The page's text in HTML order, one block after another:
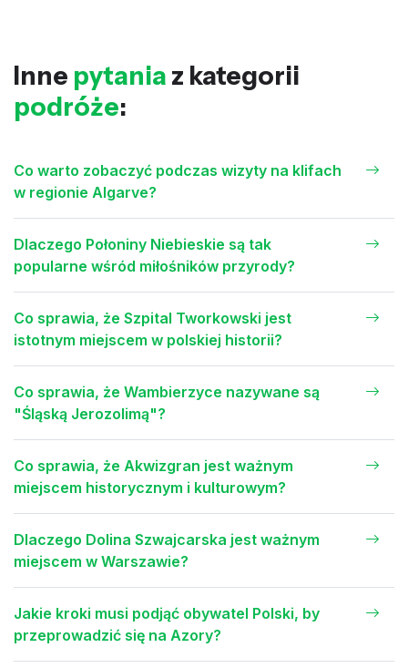
Inne pytania z kategorii
podróże:
Co warto zobaczyć podczas wizyty na klifach
w regionie Algarve?
Dlaczego Połoniny Niebieskie są tak
popularne wśród miłośników przyrody?
Co sprawia, że Szpital Tworkowski jest
istotnym miejscem w polskiej historii?
Co sprawia, że Wambierzyce nazywane są
"Śląską Jerozolimą"?
Co sprawia, że Akwizgran jest ważnym
miejscem historycznym i kulturowym?
Dlaczego Dolina Szwajcarska jest ważnym
miejscem w Warszawie?
Jakie kroki musi podjąć obywatel Polski, by
przeprowadzić się na Azory?